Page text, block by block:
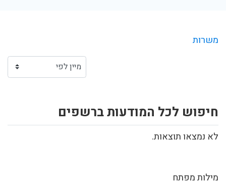
מילות מפתח
משרות
חיפוש לכל המודעות ברשפים
לא נמצאו תוצאות.